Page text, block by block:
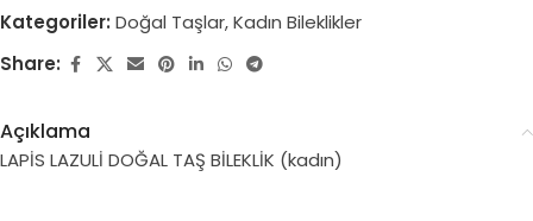
Kategoriler: Doğal Taşlar,Kadın Bileklikler
Share:
Açıklama
LAPİS LAZULİ DOĞAL TAŞ BİLEKLİK (kadın)